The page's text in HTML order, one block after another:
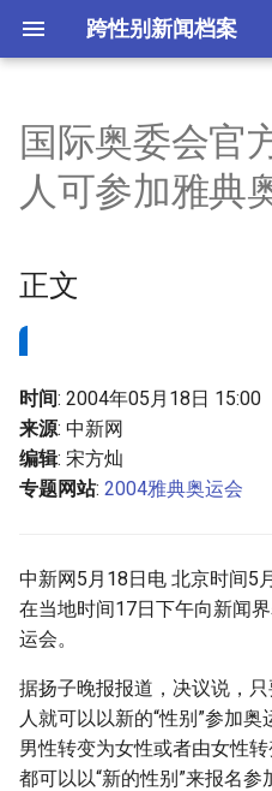
跨性别新闻档案
n
i
t
a
l
z
i
s
e
a
r
c
正文
附加信息 [Processed Page
国际奥委会官
人可参加雅典
正文
时间: 2004年05月18日 15:00
来源: 中新网
编辑: 宋方灿
专题网站: 2004雅典奥运会
中新网5月18日电 北京时间5
在当地时间17日下午向新闻
运会。
据扬子晚报报道，决议说，
人就可以以新的“性别”参加
男性转变为女性或者由女性
都可以以“新的性别”来报名